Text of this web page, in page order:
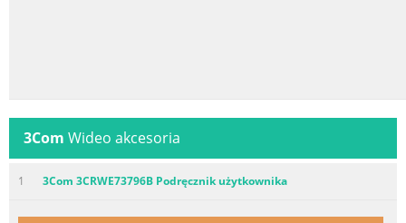
3Com Wideo akcesoria
1 3Com 3CRWE73796B Podręcznik użytkownika